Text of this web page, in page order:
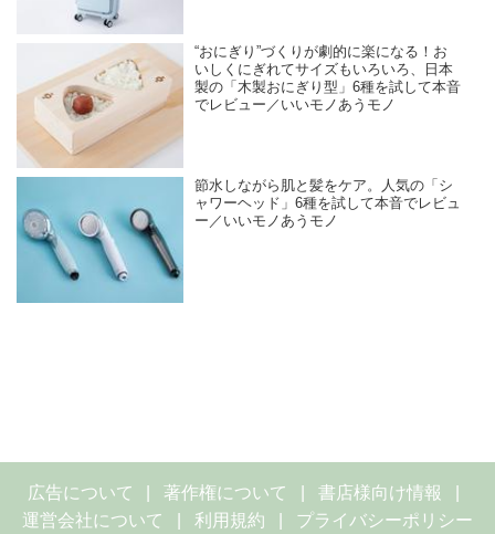
“おにぎり”づくりが劇的に楽になる！お
いしくにぎれてサイズもいろいろ、日本
製の「木製おにぎり型」6種を試して本音
でレビュー／いいモノあうモノ
節水しながら肌と髪をケア。人気の「シ
ャワーヘッド」6種を試して本音でレビュ
ー／いいモノあうモノ
広告について 著作権について
書店様向け情報
運営会社について
利用規約 プライバシーポリシー